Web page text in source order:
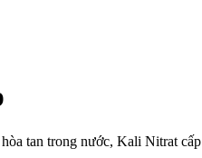
tan trong nước, Kali Nitrat